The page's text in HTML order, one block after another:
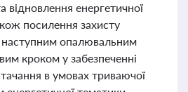
відновлення енергетичної
посилення захисту
опалювальним
кроком у забезпеченні
в умовах триваючої